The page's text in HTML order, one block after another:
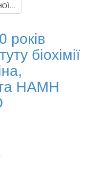
років
біохімії
НАМН